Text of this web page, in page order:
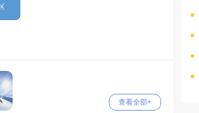
查看全部+